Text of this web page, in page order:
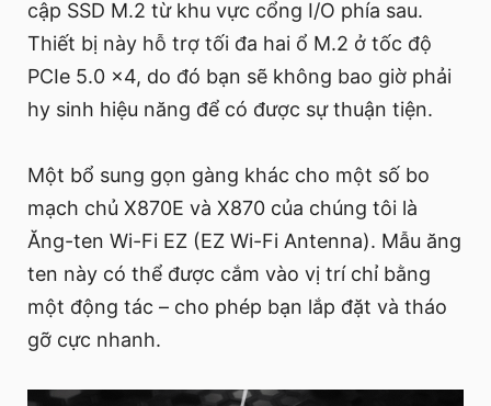
cập SSD M.2 từ khu vực cổng I/O phía sau.
Thiết bị này hỗ trợ tối đa hai ổ M.2 ở tốc độ
PCIe 5.0 x4, do đó bạn sẽ không bao giờ phải
hy sinh hiệu năng để có được sự thuận tiện.
Một bổ sung gọn gàng khác cho một số bo
mạch chủ X870E và X870 của chúng tôi là
Ăng-ten Wi-Fi EZ (EZ Wi-Fi Antenna). Mẫu ăng
ten này có thể được cắm vào vị trí chỉ bằng
một động tác – cho phép bạn lắp đặt và tháo
gỡ cực nhanh.